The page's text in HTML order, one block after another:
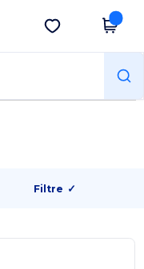
Obtenir l'appli
Filtre ✓